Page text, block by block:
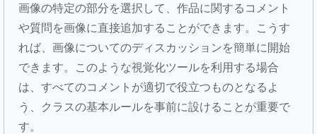
画像の特定の部分を選択して、作品に関するコメント
や質問を画像に直接追加することができます。こうす
れば、画像についてのディスカッションを簡単に開始
できます。このような視覚化ツールを利用する場合
は、すべてのコメントが適切で役立つものとなるよ
う、クラスの基本ルールを事前に設けることが重要で
す。